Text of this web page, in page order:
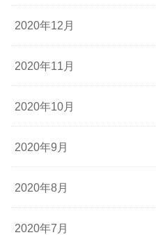
2020年12月
2020年11月
2020年10月
2020年9月
2020年8月
2020年7月